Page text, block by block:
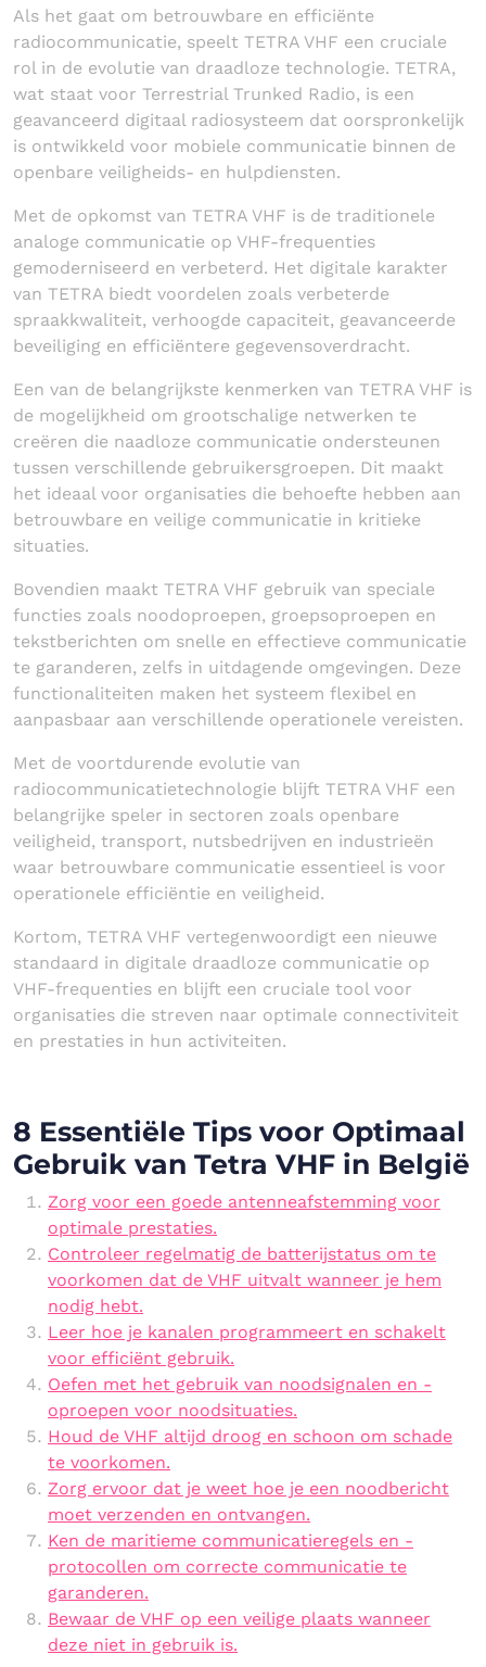
Als het gaat om betrouwbare en efficiënte
radiocommunicatie, speelt TETRA VHF een cruciale
rol in de evolutie van draadloze technologie. TETRA,
wat staat voor Terrestrial Trunked Radio, is een
geavanceerd digitaal radiosysteem dat oorspronkelijk
is ontwikkeld voor mobiele communicatie binnen de
openbare veiligheids- en hulpdiensten.
Met de opkomst van TETRA VHF is de traditionele
analoge communicatie op VHF-frequenties
gemoderniseerd en verbeterd. Het digitale karakter
van TETRA biedt voordelen zoals verbeterde
spraakkwaliteit, verhoogde capaciteit, geavanceerde
beveiliging en efficiëntere gegevensoverdracht.
Een van de belangrijkste kenmerken van TETRA VHF is
de mogelijkheid om grootschalige netwerken te
creëren die naadloze communicatie ondersteunen
tussen verschillende gebruikersgroepen. Dit maakt
het ideaal voor organisaties die behoefte hebben aan
betrouwbare en veilige communicatie in kritieke
situaties.
Bovendien maakt TETRA VHF gebruik van speciale
functies zoals noodoproepen, groepsoproepen en
tekstberichten om snelle en effectieve communicatie
te garanderen, zelfs in uitdagende omgevingen. Deze
functionaliteiten maken het systeem flexibel en
aanpasbaar aan verschillende operationele vereisten.
Met de voortdurende evolutie van
radiocommunicatietechnologie blijft TETRA VHF een
belangrijke speler in sectoren zoals openbare
veiligheid, transport, nutsbedrijven en industrieën
waar betrouwbare communicatie essentieel is voor
operationele efficiëntie en veiligheid.
Kortom, TETRA VHF vertegenwoordigt een nieuwe
standaard in digitale draadloze communicatie op
VHF-frequenties en blijft een cruciale tool voor
organisaties die streven naar optimale connectiviteit
en prestaties in hun activiteiten.
8 Essentiële Tips voor Optimaal
Gebruik van Tetra VHF in België
Zorg voor een goede antenneafstemming voor
optimale prestaties.
Controleer regelmatig de batterijstatus om te
voorkomen dat de VHF uitvalt wanneer je hem
nodig hebt.
Leer hoe je kanalen programmeert en schakelt
voor efficiënt gebruik.
Oefen met het gebruik van noodsignalen en -
oproepen voor noodsituaties.
Houd de VHF altijd droog en schoon om schade
te voorkomen.
Zorg ervoor dat je weet hoe je een noodbericht
moet verzenden en ontvangen.
Ken de maritieme communicatieregels en -
protocollen om correcte communicatie te
garanderen.
Bewaar de VHF op een veilige plaats wanneer
deze niet in gebruik is.